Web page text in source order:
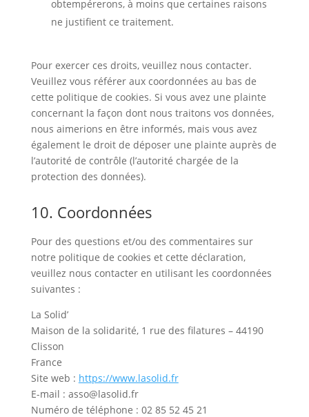
obtempérerons, à moins que certaines raisons
ne justifient ce traitement.
Pour exercer ces droits, veuillez nous contacter.
Veuillez vous référer aux coordonnées au bas de
cette politique de cookies. Si vous avez une plainte
concernant la façon dont nous traitons vos données,
nous aimerions en être informés, mais vous avez
également le droit de déposer une plainte auprès de
l’autorité de contrôle (l’autorité chargée de la
protection des données).
10. Coordonnées
Pour des questions et/ou des commentaires sur
notre politique de cookies et cette déclaration,
veuillez nous contacter en utilisant les coordonnées
suivantes :
La Solid’
Maison de la solidarité, 1 rue des filatures – 44190
Clisson
France
Site web : https://www.lasolid.fr
E-mail : asso@lasolid.fr
Numéro de téléphone : 02 85 52 45 21